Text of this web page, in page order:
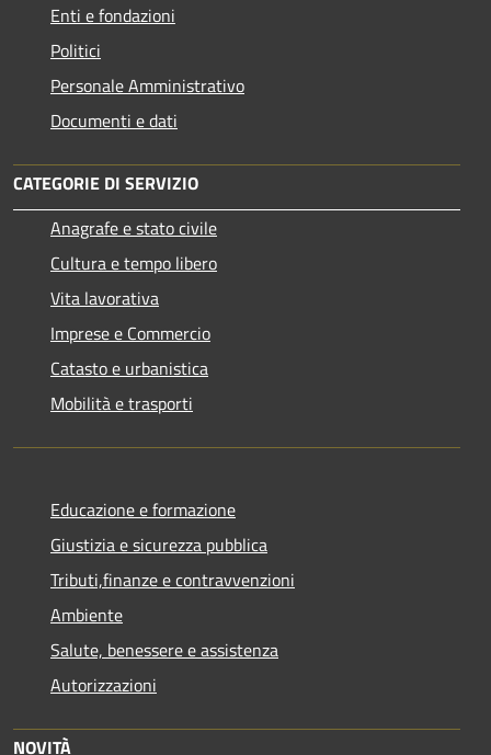
Enti e fondazioni
Politici
Personale Amministrativo
Documenti e dati
CATEGORIE DI SERVIZIO
Anagrafe e stato civile
Cultura e tempo libero
Vita lavorativa
Imprese e Commercio
Catasto e urbanistica
Mobilità e trasporti
Educazione e formazione
Giustizia e sicurezza pubblica
Tributi,finanze e contravvenzioni
Ambiente
Salute, benessere e assistenza
Autorizzazioni
NOVITÀ